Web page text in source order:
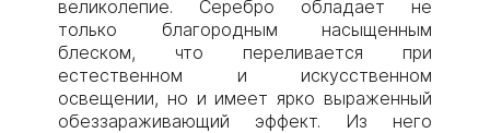
великолепие. Серебро обладает не
только благородным насыщенным
блеском, что переливается при
естественном и искусственном
освещении, но и имеет ярко выраженный
обеззараживающий эффект. Из него